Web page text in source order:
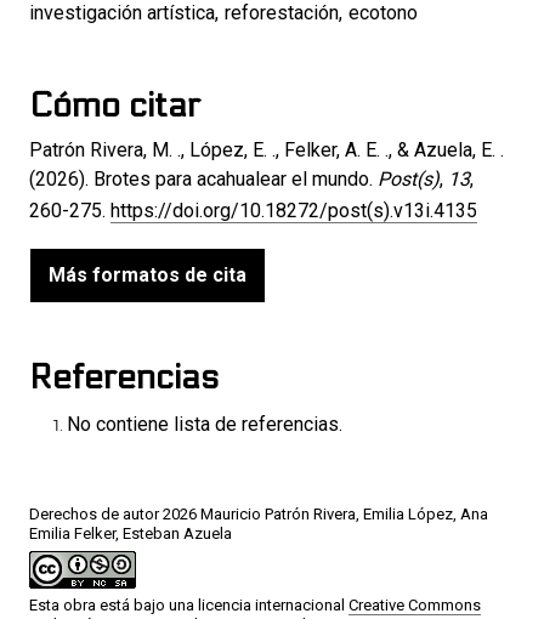
investigación artística, reforestación, ecotono
Derechos de autor 2026 Mauricio Patrón Rivera, Emilia López, Ana
Emilia Felker, Esteban Azuela
Esta obra está bajo una licencia internacional Creative Commons
Cómo citar
Patrón Rivera, M. ., López, E. ., Felker, A. E. ., & Azuela, E. .
(2026). Brotes para acahualear el mundo. Post(s), 13,
260-275. https://doi.org/10.18272/post(s).v13i.4135
Más formatos de cita
Referencias
No contiene lista de referencias.